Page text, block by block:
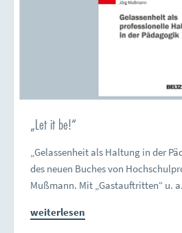
„Let it be!“
„Gelassenheit als Haltung in der
des neuen Buches von
Mußmann. Mit „Gastauftritten“ u.
weiterlesen